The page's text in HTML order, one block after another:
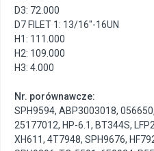
D3: 72.000
D7 FILET 1: 13/16"-16UN
H1: 111.000
H2: 109.000
H3: 4.000
Nr. porównawcze:
SPH9594, ABP3003018, 056650,
25177012, HP-6.1, BT344S,
XH611, 4T7948, SPH9676,